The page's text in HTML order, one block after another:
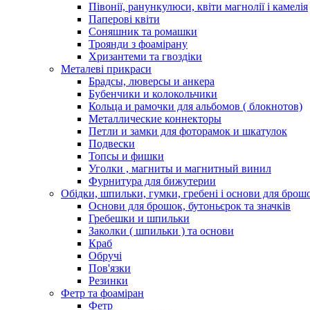
Півонії, ранункулюси, квіти магнолії і камелія
Паперові квіти
Соняшник та ромашки
Троянди з фоамірану
Хризантеми та гвоздіки
Металеві прикраси
Брадсы, люверсы и анкера
Бубенчики и колокольчики
Кольца и рамочки для альбомов ( блокнотов)
Металлические коннекторы
Петли и замки для фоторамок и шкатулок
Подвески
Топсы и фишки
Уголки , магниты и магнитный винил
Фурнитура для бижутерии
Обідки, шпильки, гумки, гребені і основи для
Основи для брошок, бутоньєрок та значків
Гребешки и шпильки
Заколки ( шпильки ) та основи
Краб
Обручі
Пов'язки
Резинки
Фетр та фоаміран
Фетр